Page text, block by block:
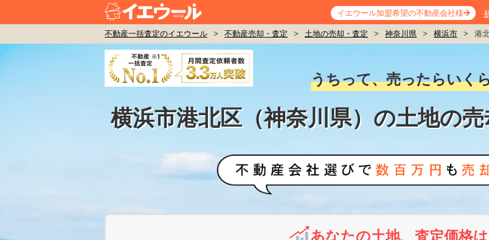
イエウール加盟希望の不動産会社様
不動産一括査定のイエウール > 不動産売却・査定 > 土地の売却・査定 > 神奈川県 > 横浜市 > 港
うちって、売ったらいく
横浜市港北区（神奈川県）の土地の
あなたの土地、査定価格